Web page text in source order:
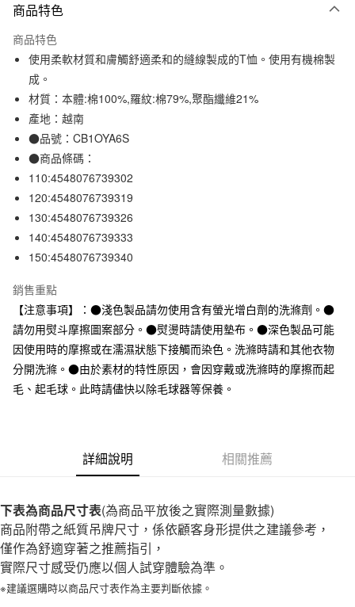
信用卡一次付款
信用卡分期付款
3 期 0 利率 每期
合作金庫商業銀行
第一商業銀行
華南商業銀行
上海商業儲蓄銀行
臺灣中小企業銀行
匯豐（台灣）商業銀行
聯邦商業銀行
元大商業銀行
玉山商業銀行
台灣樂天信用卡公司
超商取貨付款
LINE Pay
Apple Pay
街口支付
悠遊付
運送方式
全家取貨付款
每筆NT$65，滿NT$1,000(含以上)免運費
付款後全家取貨
每筆NT$65，滿NT$1,000(含以上)免運費
7-11取貨付款
每筆NT$65，滿NT$1,000(含以上)免運費
每筆NT$150，滿NT$2,000(含以上)免運費
無印良品門市自取
免運費
商品特色
商品特色
使用柔軟材質和膚觸舒適柔和的縫線製成的T恤。使用有機棉製
成。
材質：本體:棉100%,羅紋:棉79%,聚酯纖維21%
產地：越南
●品號：CB1OYA6S
●商品條碼：
110:4548076739302
120:4548076739319
130:4548076739326
140:4548076739333
150:4548076739340
銷售重點
【注意事項】：●淺色製品請勿使用含有螢光增白劑的洗滌劑。●
請勿用熨斗摩擦圖案部分。●熨燙時請使用墊布。●深色製品可能
因使用時的摩擦或在濡濕狀態下接觸而染色。洗滌時請和其他衣物
分開洗滌。●由於素材的特性原因，會因穿戴或洗滌時的摩擦而起
毛、起毛球。此時請儘快以除毛球器等保養。
詳細說明 相關推薦
下表為商品尺寸表(為商品平放後之實際測量數據)
商品附帶之紙質吊牌尺寸，係依顧客身形提供之建議參考，
僅作為舒適穿著之推薦指引，
實際尺寸感受仍應以個人試穿體驗為準。
※建議選購時以商品尺寸表作為主要判斷依據。